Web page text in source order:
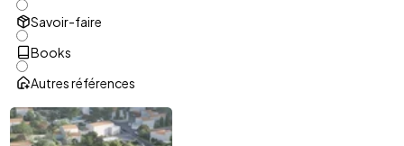
Savoir-faire
Books
Autres références